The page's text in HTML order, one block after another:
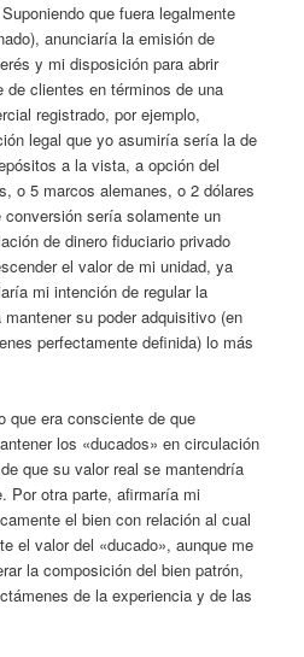
que fuera legalmente
anunciaría la emisión de
y mi disposición para abrir
de clientes en términos de una
registrado, por ejemplo,
legal que yo asumiría sería la de
a la vista, a opción del
o 5 marcos alemanes, o 2 dólares
sería solamente un
de dinero fiduciario privado
el valor de mi unidad, ya
mi intención de regular la
su poder adquisitivo (en
perfectamente definida) lo más
que era consciente de que
los «ducados» en circulación
que su valor real se mantendría
Por otra parte, afirmaría mi
el bien con relación al cual
el valor del «ducado», aunque me
la composición del bien patrón,
de la experiencia y de las